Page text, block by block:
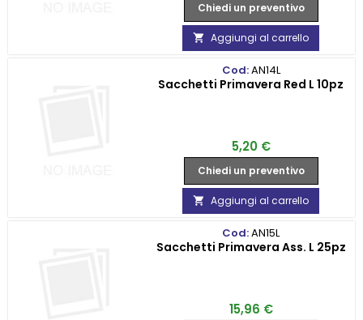
Chiedi un preventivo
 Aggiungi al carrello
Cod:AN14L
Sacchetti Primavera Red L 10pz
Prezzo
5,20 €
Chiedi un preventivo
 Aggiungi al carrello
Cod:AN15L
Sacchetti Primavera Ass. L 25pz
Prezzo
15,96 €